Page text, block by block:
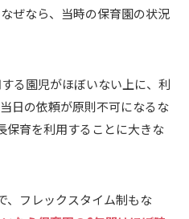
ぜなら、当時の保育園の状況
る園児がほぼいない上に、利
日の依頼が原則不可になるな
保育を利用することに大きな
、フレックスタイム制もな